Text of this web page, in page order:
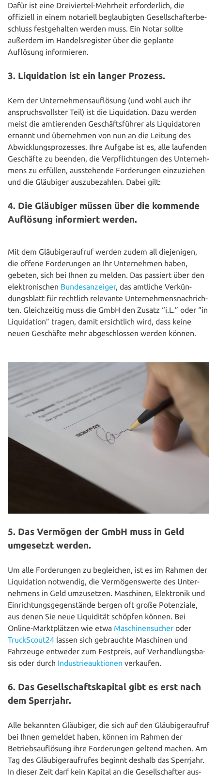
Dafür ist eine Drei­vier­tel-Mehrheit erfor­der­lich, die
offiziell in einem notariell beglau­big­ten Gesell­schaf­ter­be­
schluss fest­ge­hal­ten werden muss. Ein Notar sollte
außerdem im Han­dels­re­gis­ter über die geplante
Auflösung informieren.
3. Liquidation ist ein langer Prozess.
Kern der Unter­neh­mens­auf­lö­sung (und wohl auch ihr
anspruchs­volls­ter Teil) ist die Liqui­da­ti­on. Dazu werden
meist die amtie­ren­den Geschäfts­füh­rer als Liqui­da­to­ren
ernannt und über­neh­men von nun an die Leitung des
Abwick­lungs­pro­zes­ses. Ihre Aufgabe ist es, alle laufenden
Geschäfte zu beenden, die Ver­pflich­tun­gen des Unter­neh­
mens zu erfüllen, aus­ste­hen­de For­de­run­gen ein­zu­zie­hen
und die Gläubiger aus­zu­be­zah­len. Dabei gilt:
4. Die Gläubiger müssen über die kommende
Auflösung informiert werden.
Mit dem Gläu­bi­ge­r­auf­ruf werden zudem all die­je­ni­gen,
die offene For­de­run­gen an Ihr Unter­neh­men haben,
gebeten, sich bei Ihnen zu melden. Das passiert über den
elek­tro­ni­schen Bun­des­an­zei­ger, das amtliche Ver­kün­
dungs­blatt für rechtlich relevante Unter­neh­mens­nach­rich­
ten. Gleich­zei­tig muss die GmbH den Zusatz “i.L.” oder “in
Liqui­da­ti­on” tragen, damit ersicht­lich wird, dass keine
neuen Geschäfte mehr abge­schlos­sen werden können.
5. Das Vermögen der GmbH muss in Geld
umgesetzt werden.
Um alle For­de­run­gen zu beglei­chen, ist es im Rahmen der
Liqui­da­ti­on notwendig, die Ver­mö­gens­wer­te des Unter­
neh­mens in Geld umzu­set­zen. Maschinen, Elek­tro­nik und
Ein­rich­tungs­ge­gen­stän­de bergen oft große Poten­zia­le,
aus denen Sie neue Liqui­di­tät schöpfen können. Bei
Online-Markt­plät­zen wie etwa Maschinen­sucher oder
TruckScout24 lassen sich gebrauch­te Maschinen und
Fahrzeuge entweder zum Festpreis, auf Ver­hand­lungs­ba­
sis oder durch Industrie­auktionen verkaufen.
6. Das Gesellschaftskapital gibt es erst nach
dem Sperrjahr.
Alle bekannten Gläubiger, die sich auf den Gläu­bi­ge­r­auf­ruf
bei Ihnen gemeldet haben, können im Rahmen der
Betriebs­auf­lö­sung ihre For­de­run­gen geltend machen. Am
Tag des Gläu­bi­ge­r­auf­ru­fes beginnt deshalb das Sperrjahr.
In dieser Zeit darf kein Kapital an die Gesell­schaf­ter aus­